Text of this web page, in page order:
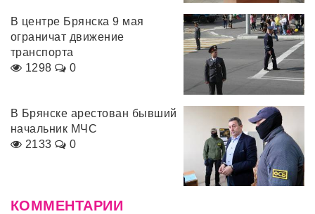
В центре Брянска 9 мая
ограничат движение
транспорта
1298
0
В Брянске арестован бывший
начальник МЧС
2133
0
КОММЕНТАРИИ